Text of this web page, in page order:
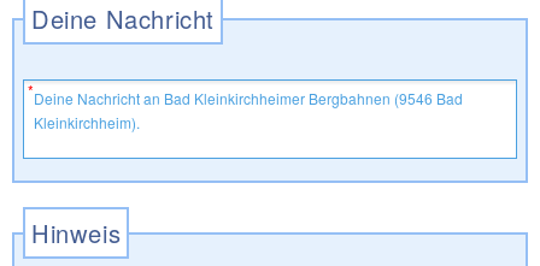
Deine Nachricht
Hinweis